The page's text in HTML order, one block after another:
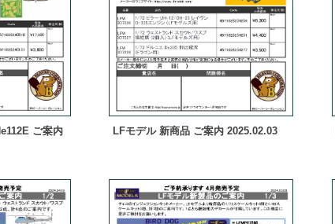
ご案内
LFモデル 新商品 ご案内 2025.02.03